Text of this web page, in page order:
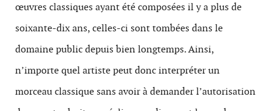
œuvres classiques ayant été composées il y a plus de
soixante-dix ans, celles-ci sont tombées dans le
domaine public depuis bien longtemps. Ainsi,
n’importe quel artiste peut donc interpréter un
morceau classique sans avoir à demander l’autorisation